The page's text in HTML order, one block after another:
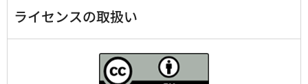
ライセンスの取扱い